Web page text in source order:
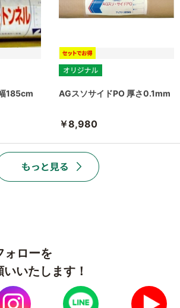
185cm AGスソサイドPO 厚さ0.1mm
￥8,980
ォローを
いたします！